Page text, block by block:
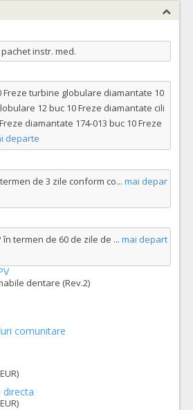
instr. med.
Freze turbine globulare diamantate 10
12 buc 10 Freze diamantate cili
diamantate 174-013 buc 10 Freze
departe
de 3 zile conform co... mai depar
în termen de 60 de zile de ... mai depart
dentare (Rev.2)
comunitare
directa